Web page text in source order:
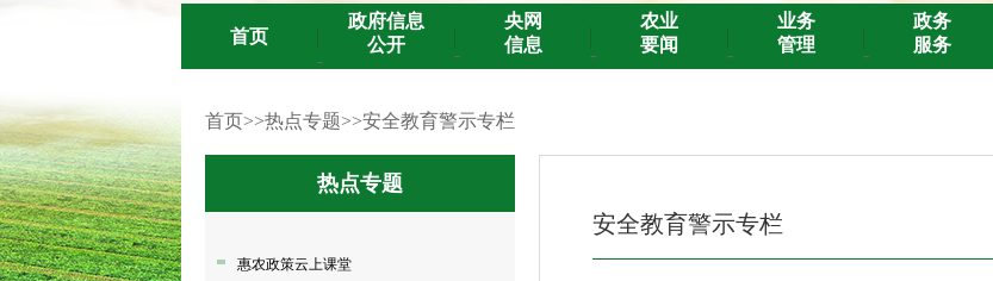
渔业行政处罚案件结果公示
关于开展《辽宁省黑土地保护条例》 问卷...
首页
-
政府信息
公开
-
央网
信息
-
农业
要闻
-
业务
管理
-
政务
服务
首页>>热点专题>>安全教育警示专栏
热点专题
惠农政策云上课堂
安全教育警示专栏